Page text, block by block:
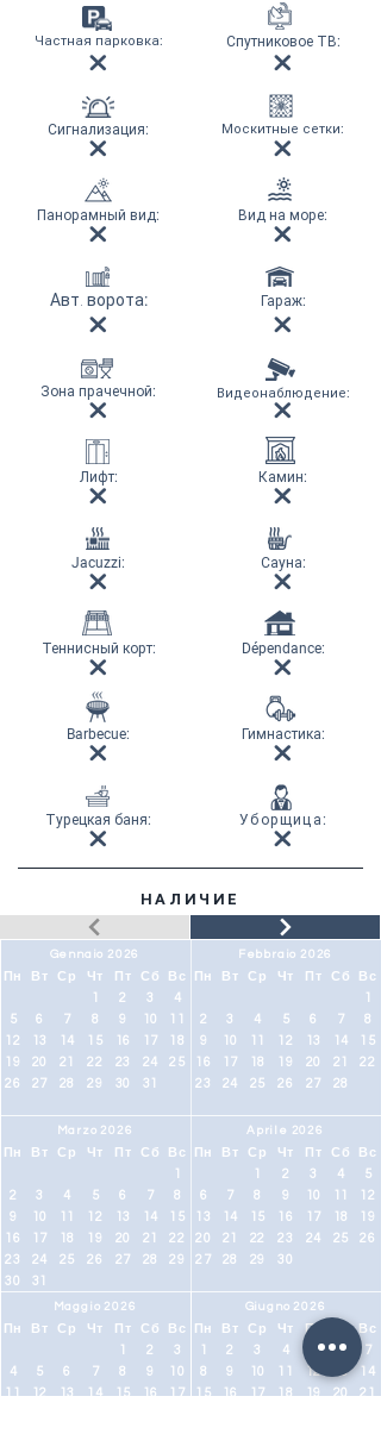
Частная парковка:
Сигнализация:
Панорамный вид:
Авт. ворота:
Зона прачечной:
Лифт:
Jacuzzi:
Теннисный корт:
Barbecue:
Турецкая баня:
Спутниковое ТВ:
Москитные сетки:
Вид на море:
Гараж:
Видеонаблюдение:
Камин:
Сауна:
Dépendance:
Гимнастика:
Уборщица:
НАЛИЧИЕ
Gennaio 2026
Пн Вт Ср Чт Пт Сб
Вс
1
2 3
4
5
6 7 8 9 10
11
12
13 14 15 16 17
18
19
20 21 22 23 24
25
26
27 28 29 30 31
Marzo 2026
Пн Вт Ср Чт Пт Сб
Вс
1
2
3 4 5 6 7
8
9
10 11 12 13 14
15
16
17 18 19 20 21
22
23
24 25 26 27 28
29
30
31
Maggio 2026
Пн Вт Ср Чт Пт Сб
Вс
1
2
3
4
5 6 7 8 9
10
11
12 13 14 15 16
17
Febbraio 2026
Пн Вт Ср Чт Пт Сб
Вс
1
2
3 4 5 6 7
8
9
10 11 12 13 14
15
16
17 18 19 20 21
22
23
24 25 26 27 28
Aprile 2026
Пн Вт Ср Чт Пт Сб
Вс
1
2 3 4
5
6
7 8 9 10 11
12
13
14 15 16 17 18
19
20
21 22 23 24 25
26
27
28 29 30
Giugno 2026
Пн Вт Ср Чт Пт Сб
Вс
1
2 3 4 6
7
8
9 10 11 12 13
14
15
16 17 18 19 20
21